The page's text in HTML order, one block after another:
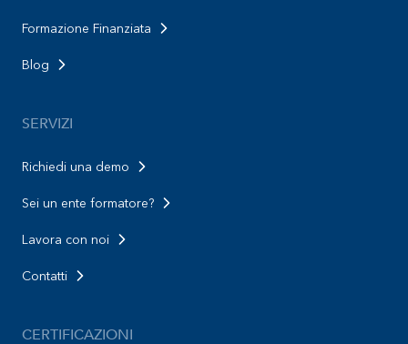
Formazione Finanziata
Blog
SERVIZI
Richiedi una demo
Sei un ente formatore?
Lavora con noi
Contatti
CERTIFICAZIONI